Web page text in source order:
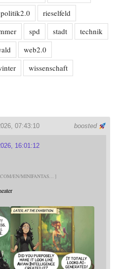
politik2.0
rieselfeld
spd stadt
technik
web2.0
wissenschaft
boosted
07:43:10
16:01:12
EN/MINIFANTAS